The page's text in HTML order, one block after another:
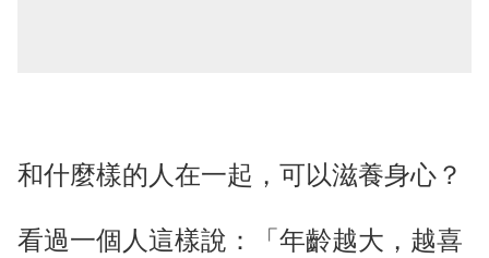
和什麼樣的人在一起，可以滋養身心？
看過一個人這樣說：「年齡越大，越喜